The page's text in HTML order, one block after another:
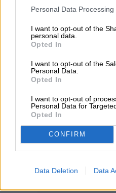
Personal Data
I want to opt-out of the
personal data.
Opted In
I want to opt-out of the
Personal Data.
Opted In
I want to opt-out of
Personal Data for
Opted In
CONFIRM
Data Deletion Data